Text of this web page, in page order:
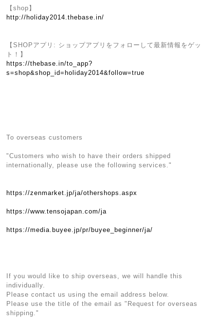
【shop】
http://holiday2014.thebase.in/
【SHOPアプリ: ショップアプリをフォローして最新情報をゲッ
ト！】
https://thebase.in/to_app?
s=shop&shop_id=holiday2014&follow=true
To overseas customers
"Customers who wish to have their orders shipped
internationally, please use the following services."
https://zenmarket.jp/ja/othershops.aspx
https://www.tensojapan.com/ja
https://media.buyee.jp/pr/buyee_beginner/ja/
If you would like to ship overseas, we will handle this
individually.
Please contact us using the email address below.
Please use the title of the email as "Request for overseas
shipping."